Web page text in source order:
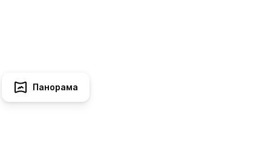
Панорама